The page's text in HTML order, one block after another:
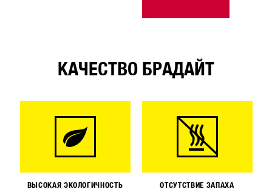
КАЧЕСТВО БРАДАЙТ
ВЫСОКАЯ ЭКОЛОГИЧНОСТЬ ОТСУТСТВИЕ ЗАПАХА